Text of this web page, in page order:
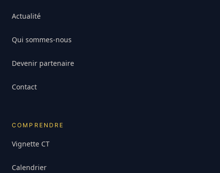
Actualité
Qui sommes-nous
Devenir partenaire
Contact
COMPRENDRE
Vignette CT
Calendrier